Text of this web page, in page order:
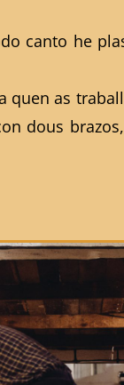
canto he
quen as
dous